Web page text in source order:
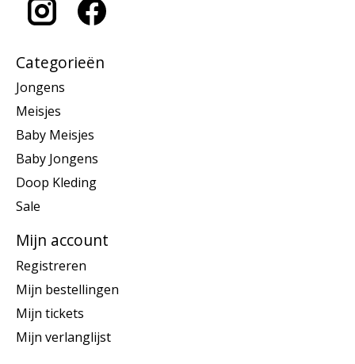
Categorieën
Jongens
Meisjes
Baby Meisjes
Baby Jongens
Doop Kleding
Sale
Mijn account
Registreren
Mijn bestellingen
Mijn tickets
Mijn verlanglijst